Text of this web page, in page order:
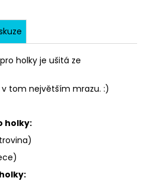
holky je ušitá ze
tom největším mrazu. :)
holky: